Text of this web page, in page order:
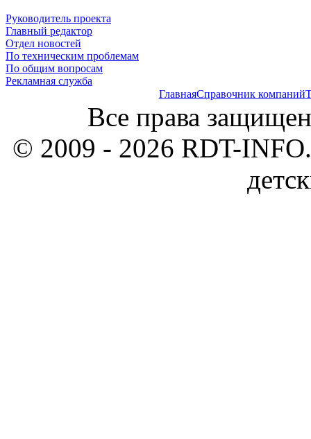
Руководитель проекта
Главный редактор
Отдел новостей
По техническим проблемам
По общим вопросам
Рекламная служба
ГлавнаяСправочник компаний
Все права
© 2009 - 2026 RDT-